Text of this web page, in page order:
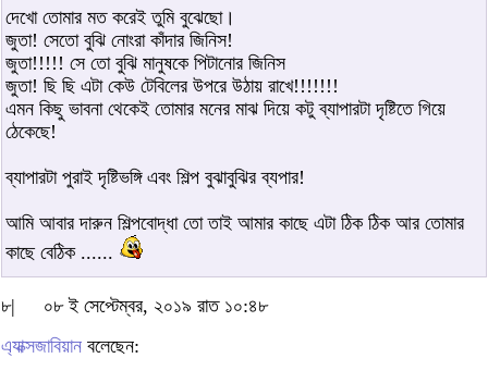
দেখো তোমার মত করেই তুমি বুঝেছো।
জুতা! সেতো বুঝি নোংরা কাঁদার জিনিস!
জুতা!!!!! সে তো বুঝি মানুষকে পিটানোর জিনিস
জুতা! ছি ছি এটা কেউ টেবিলের উপরে উঠায় রাখে!!!!!!!
এমন কিছু ভাবনা থেকেই তোমার মনের মাঝ দিয়ে কটু ব্যাপারটা দৃষ্টিতে গিয়ে
ঠেকেছে!
ব্যাপারটা পুরাই দৃষ্টিভঙ্গি এবং শিল্প বুঝাবুঝির ব্যপার!
আমি আবার দারুন শিল্পবোদ্ধা তো তাই আমার কাছে এটা ঠিক ঠিক আর তোমার
কাছে বেঠিক ......
৮|
০৮ ই সেপ্টেম্বর, ২০১৯ রাত ১০:৪৮
এ্যাক্সজাবিয়ান বলেছেন: